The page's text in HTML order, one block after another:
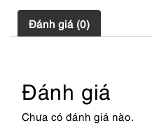
Đánh giá (0)
Đánh giá
Chưa có đánh giá nào.